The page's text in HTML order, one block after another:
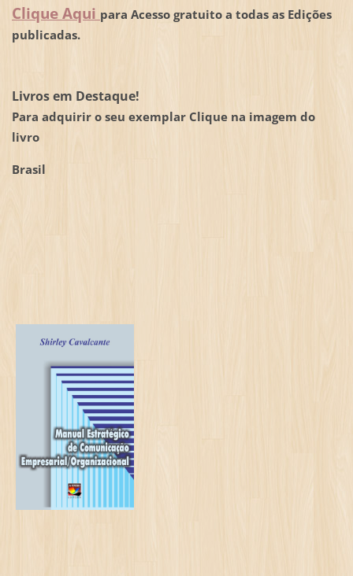
Clique Aqui para Acesso gratuito a todas as Edições
publicadas.
Livros em Destaque!
Para adquirir o seu exemplar Clique na imagem do
livro
Brasil